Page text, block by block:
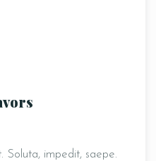
Soluta, impedit, saepe.